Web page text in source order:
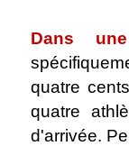
Dans
quatre
quatre
d'arrivée.